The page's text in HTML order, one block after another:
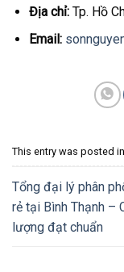
Địa chỉ:Tp. Hồ
Email:
This entry was posted in
Tổng đại lý phân
rẻ tại Bình Thạnh –
lượng đạt chuẩn